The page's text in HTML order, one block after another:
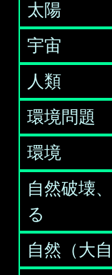
太陽
宇宙
人類
環境問題
環境
自然破壊
る
自然（大自